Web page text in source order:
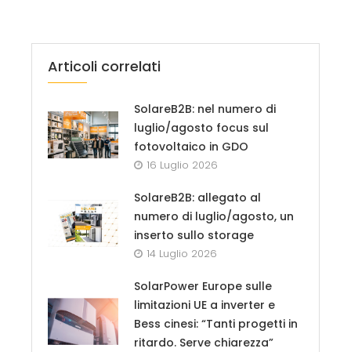
Articoli correlati
SolareB2B: nel numero di
luglio/agosto focus sul
fotovoltaico in GDO
16 Luglio 2026
SolareB2B: allegato al
numero di luglio/agosto, un
inserto sullo storage
14 Luglio 2026
SolarPower Europe sulle
limitazioni UE a inverter e
Bess cinesi: “Tanti progetti in
ritardo. Serve chiarezza”